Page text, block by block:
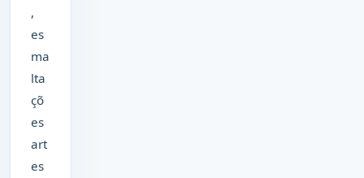
,
es
ma
lta
çõ
es
art
es